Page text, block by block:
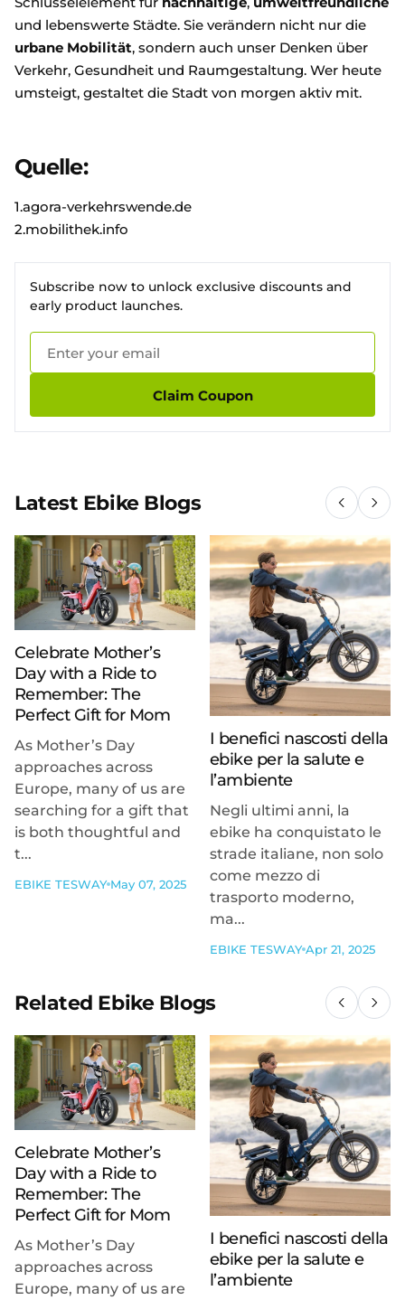
und lebenswerte Städte. Sie verändern nicht nur die
urbane Mobilität, sondern auch unser Denken über
Verkehr, Gesundheit und Raumgestaltung. Wer heute
umsteigt, gestaltet die Stadt von morgen aktiv mit.
Quelle:
1.agora-verkehrswende.de
2.mobilithek.info
Subscribe now to unlock exclusive discounts and
early product launches.
Claim Coupon
Latest Ebike Blogs
Celebrate Mother’s
Day with a Ride to
Remember: The
Perfect Gift for Mom
As Mother’s Day
approaches across
Europe, many of us are
searching for a gift that
is both thoughtful and
t...
EBIKE TESWAY May 07, 2025
I benefici nascosti della
ebike per la salute e
l’ambiente
Negli ultimi anni, la
ebike ha conquistato le
strade italiane, non solo
come mezzo di
trasporto moderno,
ma...
EBIKE TESWAY Apr 21, 2025
Related Ebike Blogs
Celebrate Mother’s
Day with a Ride to
Remember: The
Perfect Gift for Mom
As Mother’s Day
approaches across
Europe, many of us are
I benefici nascosti della
ebike per la salute e
l’ambiente